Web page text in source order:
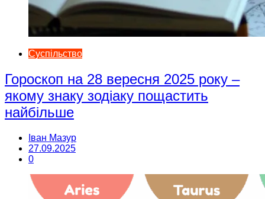
Суспільство
Гороскоп на 28 вересня 2025 року –
якому знаку зодіаку пощастить
найбільше
Іван Мазур
27.09.2025
0